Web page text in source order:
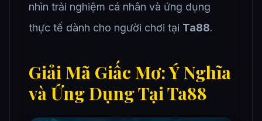
nhìn trải nghiệm cá nhân và ứng dụng
thực tế dành cho người chơi tại Ta88.
Giải Mã Giấc Mơ: Ý Nghĩa
và Ứng Dụng Tại Ta88